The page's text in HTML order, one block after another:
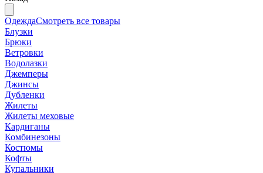
ОдеждаСмотреть все товары
Блузки
Брюки
Ветровки
Водолазки
Джемперы
Джинсы
Дубленки
Жилеты
Жилеты меховые
Кардиганы
Комбинезоны
Костюмы
Кофты
Купальники